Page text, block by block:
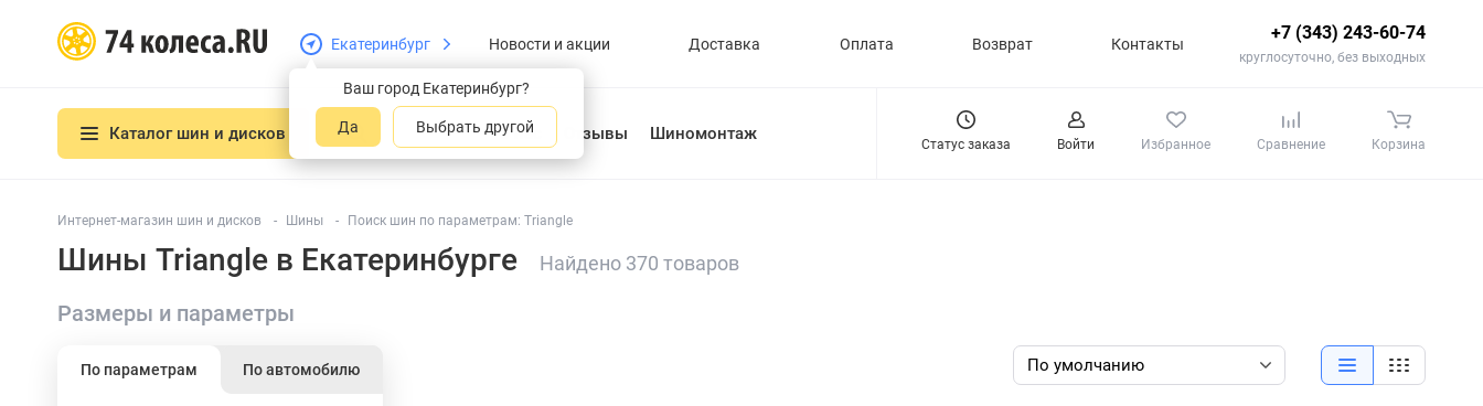
Екатеринбург
Ваш город Екатеринбург?
Да Выбрать другой
Новости и акции Доставка Оплата Возврат Контакты
+7 (343) 243-60-74
круглосуточно, без выходных
Каталог шин и дисков О нас Отзывы Шиномонтаж
Статус заказа Войти Избранное Сравнение Корзина
Интернет-магазин шин и дисков Шины Поиск шин по параметрам: Triangle
Шины Triangle в Екатеринбурге Найдено 370 товаров
Размеры и параметры
По параметрам По автомобилю